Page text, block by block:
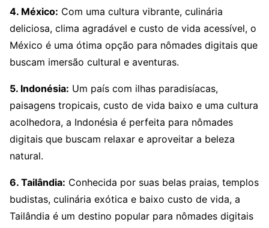
4. México: Com uma cultura vibrante, culinária
deliciosa, clima agradável e custo de vida acessível, o
México é uma ótima opção para nômades digitais que
buscam imersão cultural e aventuras.
5. Indonésia: Um país com ilhas paradisíacas,
paisagens tropicais, custo de vida baixo e uma cultura
acolhedora, a Indonésia é perfeita para nômades
digitais que buscam relaxar e aproveitar a beleza
natural.
6. Tailândia: Conhecida por suas belas praias, templos
budistas, culinária exótica e baixo custo de vida, a
Tailândia é um destino popular para nômades digitais